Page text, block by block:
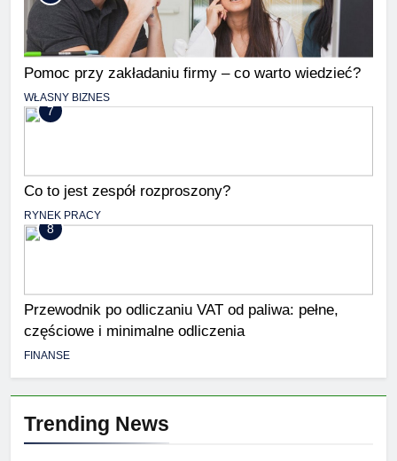
Pomoc przy zakładaniu firmy – co warto wiedzieć?
WŁASNY BIZNES
7
Co to jest zespół rozproszony?
RYNEK PRACY
8
Przewodnik po odliczaniu VAT od paliwa: pełne,
częściowe i minimalne odliczenia
FINANSE
Trending News